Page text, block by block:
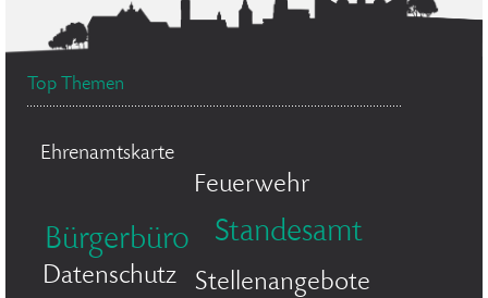
Top Themen
Ehrenamtskarte
Feuerwehr
Bürgerbüro Standesamt
Datenschutz Stellenangebote